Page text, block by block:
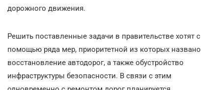
дорожного движения.
Решить поставленные задачи в правительстве хотят с
помощью ряда мер, приоритетной из которых названо
восстановление автодорог, а также обустройство
инфраструктуры безопасности. В связи с этим